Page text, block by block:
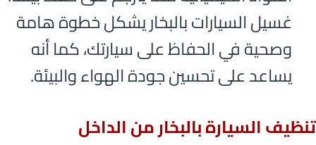
غسيل السيارات بالبخار يشكل خطوة هامة
وصحية في الحفاظ على سيارتك، كما أنه
يساعد على تحسين جودة الهواء والبيئة.
تنظيف السيارة بالبخار من الداخل